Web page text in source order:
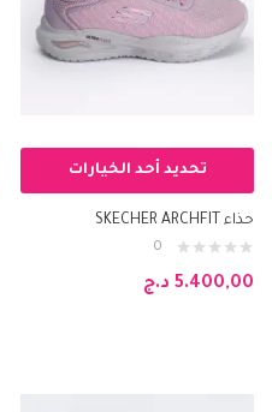
تحديد أحد الخيارات
حذاء SKECHER ARCHFIT
0
5.400,00 د.ج